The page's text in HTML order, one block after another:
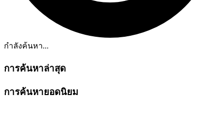
กำลังค้นหา...
การค้นหาล่าสุด
การค้นหายอดนิยม